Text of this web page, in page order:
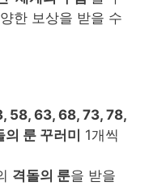
한 보상을 받을 수
58, 63, 68, 73, 78,
의 룬 꾸러미
1개씩
격돌의 룬을 받을